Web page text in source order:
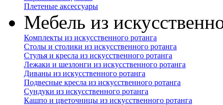
Плетеные аксессуары
Мебель из
Комплекты из искусственного ротанга
Столы и столики из искусственного ротанга
Стулья и кресла из искусственного ротанга
Лежаки и шезлонги из искусственного ротанга
Диваны из искусственного ротанга
Подвесные кресла из искусственного ротанга
Сундуки из искусственного ротанга
Кашпо и цветочницы из искусственного ротанга